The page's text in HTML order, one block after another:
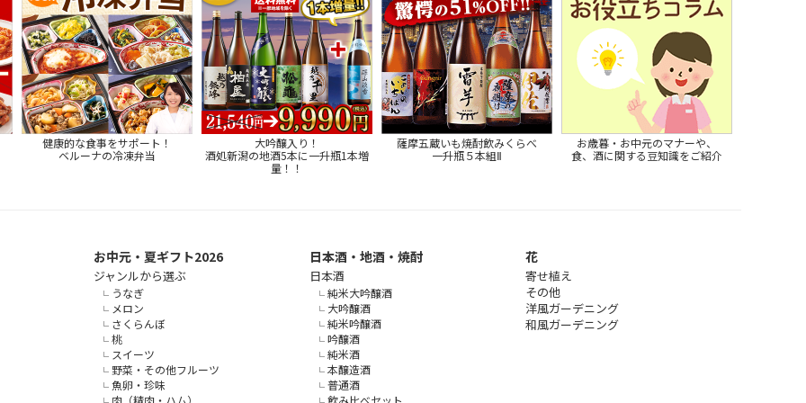
健康的な食事をサポート！
ベルーナの冷凍弁当
大吟醸入り！
酒処新潟の地酒5本に一升瓶1本増
量！！
薩摩五蔵いも焼酎飲みくらべ
一升瓶５本組Ⅱ
お歳暮・お中元のマナーや、
食、酒に関する豆知識をご紹介
お中元・夏ギフト2026
ジャンルから選ぶ
うなぎ
メロン
さくらんぼ
桃
スイーツ
野菜・その他フルーツ
魚卵・珍味
日本酒・地酒・焼酎
日本酒
純米大吟醸酒
大吟醸酒
純米吟醸酒
吟醸酒
純米酒
本醸造酒
普通酒
花
寄せ植え
その他
洋風ガーデニング
和風ガーデニング